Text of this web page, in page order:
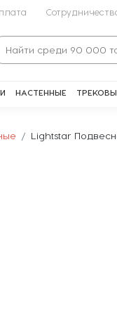
НАСТЕННЫЕ
Lightstar